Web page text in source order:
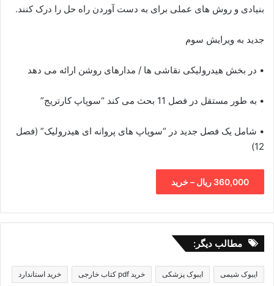
بنیادی و روش های عملی برای به دست آوردن راه حل را درک کنند.
جدید به ویرایش سوم
• در بخش هیدرولیکی نقاشی ها / مدارهای روشن ارائه می دهد
• به طور مستقل در فصل 11 بحث می کند “سوپاپ کارتریج”
• شامل یک فصل جدید در “سوپاپ های پروانه ای هیدرولیک” (فصل
12)
360,000 ریال – خرید
مطالب دیگر:
ایبوک شیمی ایبوک پزشکی خرید pdf کتاب خارجی خرید استاندارد